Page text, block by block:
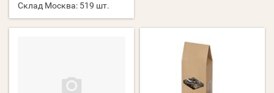
Склад Москва: 519 шт.